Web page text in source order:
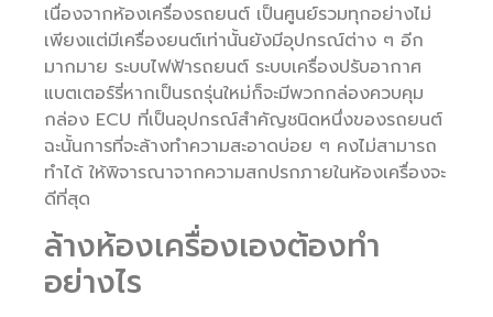
เนื่องจากห้องเครื่องรถยนต์ เป็นศูนย์รวมทุกอย่างไม่
เพียงแต่มีเครื่องยนต์เท่านั้นยังมีอุปกรณ์ต่าง ๆ อีก
มากมาย ระบบไฟฟ้ารถยนต์ ระบบเครื่องปรับอากาศ
แบตเตอร์รี่หากเป็นรถรุ่นใหม่ก็จะมีพวกกล่องควบคุม
กล่อง ECU ที่เป็นอุปกรณ์สำคัญชนิดหนึ่งของรถยนต์
ฉะนั้นการที่จะล้างทำความสะอาดบ่อย ๆ คงไม่สามารถ
ทำได้ ให้พิจารณาจากความสกปรกภายในห้องเครื่องจะ
ดีที่สุด
ล้างห้องเครื่องเองต้องทำ
อย่างไร